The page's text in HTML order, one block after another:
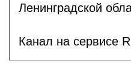
Ленинградской
Канал на сервисе